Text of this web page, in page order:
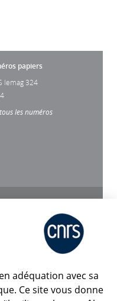
papiers
lemag 324
les numéros
adéquation avec sa
Ce site vous donne